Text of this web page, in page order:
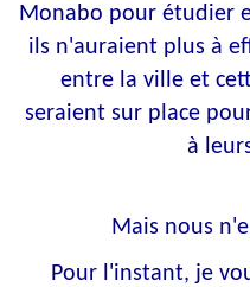
Monabo pour étudier
ils n'auraient plus à
entre la ville et
seraient sur place
à
Mais nous
Pour l'instant, je